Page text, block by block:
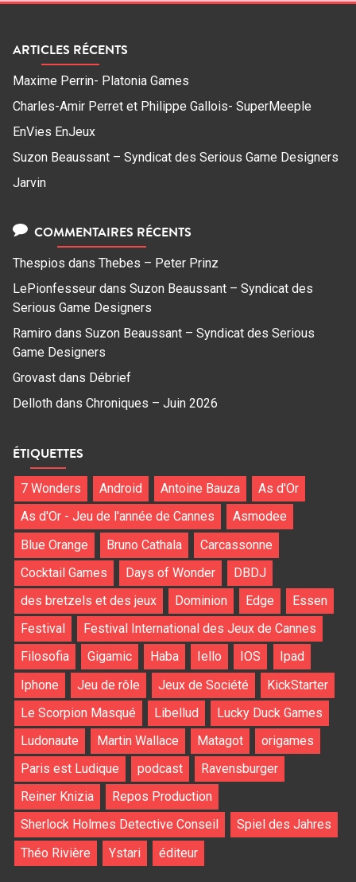
ARTICLES RÉCENTS
Maxime Perrin- Platonia Games
Charles-Amir Perret et Philippe Gallois- SuperMeeple
EnVies EnJeux
Suzon Beaussant – Syndicat des Serious Game Designers
Jarvin
COMMENTAIRES RÉCENTS
Thespios dans Thebes – Peter Prinz
LePionfesseur dans Suzon Beaussant – Syndicat des
Serious Game Designers
Ramiro dans Suzon Beaussant – Syndicat des Serious
Game Designers
Grovast dans Débrief
Delloth dans Chroniques – Juin 2026
ÉTIQUETTES
7 Wonders Android Antoine Bauza
As d'Or
As d'Or - Jeu de l'année de Cannes
Asmodee
Blue Orange
Bruno Cathala
Carcassonne
Cocktail Games
Days of Wonder
DBDJ
des bretzels et des jeux
Dominion Edge
Essen
Festival
Festival International des Jeux de Cannes
Filosofia
Gigamic Haba Iello IOS
Ipad
Iphone
Jeu de rôle Jeux de Société
KickStarter
Le Scorpion Masqué
Libellud
Lucky Duck Games
Ludonaute
Martin Wallace Matagot
origames
Paris est Ludique
podcast
Ravensburger
Reiner Knizia
Repos Production
Sherlock Holmes Detective Conseil
Spiel des Jahres
Théo Rivière
Ystari éditeur